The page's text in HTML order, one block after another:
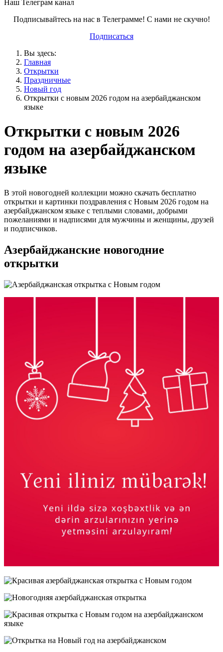
Наш Телеграм канал
Подписывайтесь на нас в Телеграмме! С нами не скучно!
Подписаться
Вы здесь:
Главная
Открытки
Праздничные
Новый год
Открытки с новым 2026 годом на азербайджанском
языке
Открытки с новым 2026
годом на азербайджанском
языке
В этой новогодней коллекции можно скачать бесплатно
открытки и картинки поздравления с Новым 2026 годом на
азербайджанском языке с теплыми словами, добрыми
пожеланиями и надписями для мужчины и женщины, друзей
и подписчиков.
Азербайджанские новогодние
открытки